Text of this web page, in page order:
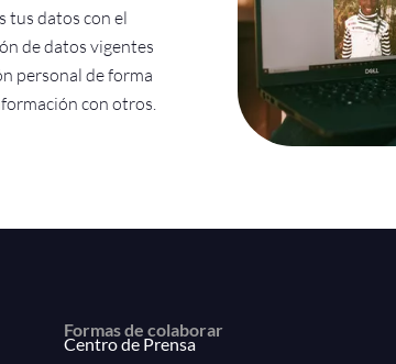
tus datos con el
de datos vigentes
personal de forma
con otros.
Formas de colaborar
Centro de Prensa